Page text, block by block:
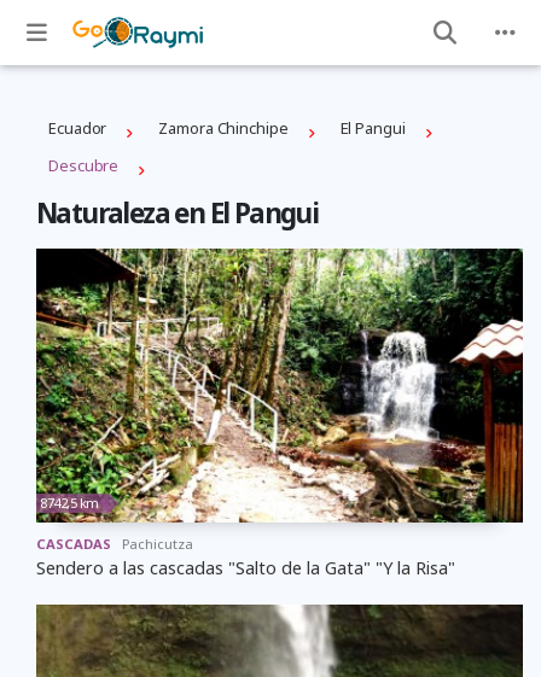
Ecuador Zamora Chinchipe
El Pangui
Descubre
Naturaleza en El Pangui
8742,5 km
CASCADAS Pachicutza
Sendero a las cascadas "Salto de la Gata" "Y la Risa"